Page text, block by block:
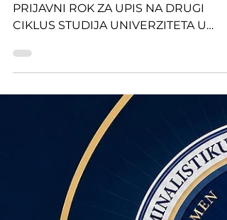
studija
PRIJAVNI ROK ZA UPIS NA DRUGI
CIKLUS STUDIJA UNIVERZITETA U
SARAJEVU – FAKULTETA ZA
KRIMINALISTIKU, KRIMINOLOGIJU I
SIGURNOSNE STUDIJE U 2026/2027.
GODINI Prijavni rok za upis na drugi
ciklus studija na Univerzitetu u
– Fakultetu za kriminalistiku,
kriminologiju i sigurnosne studije u
akademskoj 2026/2027. godini počinje